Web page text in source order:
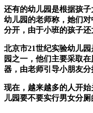
还有的幼儿园是根据孩
幼儿园的老师称，她们
分开，由于小班的孩子还
北京市21世纪实验幼儿
园之一，他们主要采取
器，由老师引导小朋友分
现在，越来越多的人开
儿园要不要实行男女分